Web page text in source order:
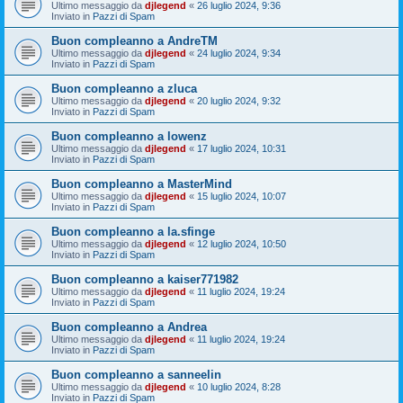
Ultimo messaggio da djlegend « 26 luglio 2024, 9:36
Inviato in Pazzi di Spam
Buon compleanno a AndreTM
Ultimo messaggio da djlegend « 24 luglio 2024, 9:34
Inviato in Pazzi di Spam
Buon compleanno a zluca
Ultimo messaggio da djlegend « 20 luglio 2024, 9:32
Inviato in Pazzi di Spam
Buon compleanno a lowenz
Ultimo messaggio da djlegend « 17 luglio 2024, 10:31
Inviato in Pazzi di Spam
Buon compleanno a MasterMind
Ultimo messaggio da djlegend « 15 luglio 2024, 10:07
Inviato in Pazzi di Spam
Buon compleanno a la.sfinge
Ultimo messaggio da djlegend « 12 luglio 2024, 10:50
Inviato in Pazzi di Spam
Buon compleanno a kaiser771982
Ultimo messaggio da djlegend « 11 luglio 2024, 19:24
Inviato in Pazzi di Spam
Buon compleanno a Andrea
Ultimo messaggio da djlegend « 11 luglio 2024, 19:24
Inviato in Pazzi di Spam
Buon compleanno a sanneelin
Ultimo messaggio da djlegend « 10 luglio 2024, 8:28
Inviato in Pazzi di Spam